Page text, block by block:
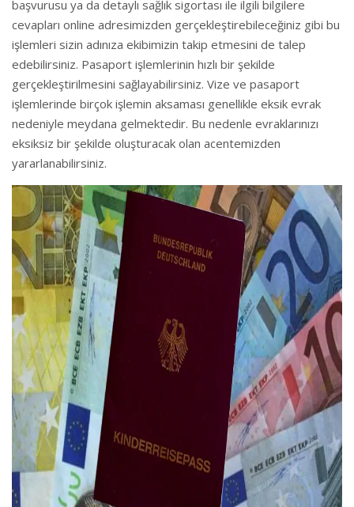
başvurusu ya da detaylı sağlık sigortası ile ilgili bilgilere
cevapları online adresimizden gerçekleştirebileceğiniz gibi bu
işlemleri sizin adınıza ekibimizin takip etmesini de talep
edebilirsiniz. Pasaport işlemlerinin hızlı bir şekilde
gerçekleştirilmesini sağlayabilirsiniz. Vize ve pasaport
işlemlerinde birçok işlemin aksaması genellikle eksik evrak
nedeniyle meydana gelmektedir. Bu nedenle evraklarınızı
eksiksiz bir şekilde oluşturacak olan acentemizden
yararlanabilirsiniz.